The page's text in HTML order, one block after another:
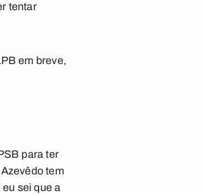
tentar
em breve,
para ter
tem
sei que a